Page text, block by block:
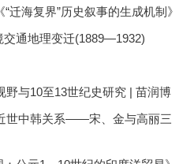
迁海复界”历史叙事的生成机制》
通地理变迁(1889—1932)
野与10至13世纪史研究 | 苗润博
世中韩关系——宋、金与高丽三